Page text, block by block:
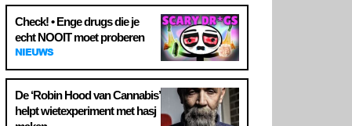
Check! • Enge drugs die je
echt NOOIT moet proberen
NIEUWS
De ‘Robin Hood van Cannabis’
helpt wietexperiment met hasj